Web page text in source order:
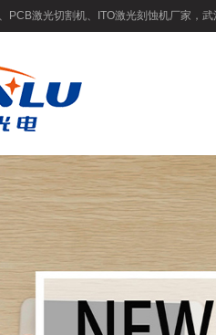
PCB激光切割机、ITO激光刻蚀机厂家，